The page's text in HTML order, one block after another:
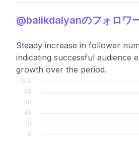
@balikdalyanのフォロワ
Steady increase in follower
indicating successful audience
growth over the period.